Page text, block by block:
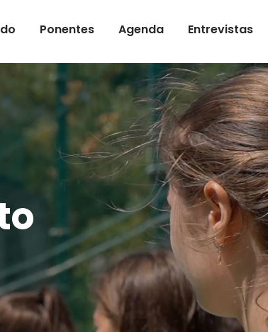
Ponentes Agenda Entrevistas